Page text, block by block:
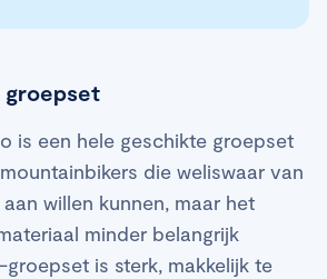
groepset
is een hele geschikte groepset
die weliswaar van
willen kunnen, maar het
minder belangrijk
is sterk, makkelijk te